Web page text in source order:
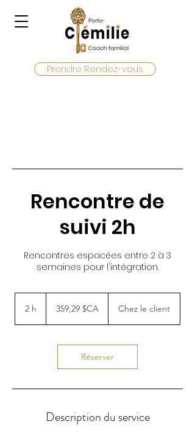
Prendre Rendez-vous
Rencontre de
suivi 2h
Rencontres espacées entre 2 à 3
semaines pour l'intégration.
2 h
canadiens
359,29 $CA Chez le client
Réserver
Description du service